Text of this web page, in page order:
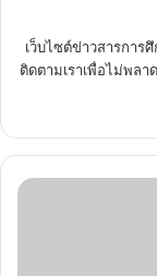
เว็บไซต์ข่าวสารการ
ติดตามเราเพื่อไม่พล
คุณสมบัติ